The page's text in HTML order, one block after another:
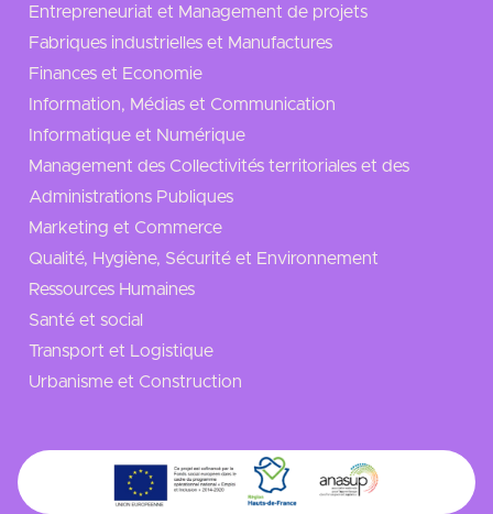
Entrepreneuriat et Management de projets
Fabriques industrielles et Manufactures
Finances et Economie
Information, Médias et Communication
Informatique et Numérique
Management des Collectivités territoriales et des
Administrations Publiques
Marketing et Commerce
Qualité, Hygiène, Sécurité et Environnement
Ressources Humaines
Santé et social
Transport et Logistique
Urbanisme et Construction